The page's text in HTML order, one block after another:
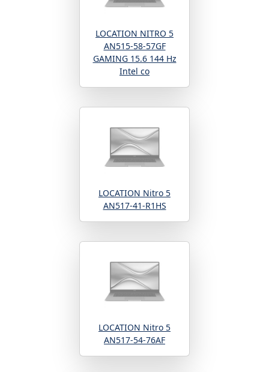
LOCATION NITRO 5
AN515-58-57GF
GAMING 15.6 144 Hz
Intel co
LOCATION Nitro 5
AN517-41-R1HS
LOCATION Nitro 5
AN517-54-76AF